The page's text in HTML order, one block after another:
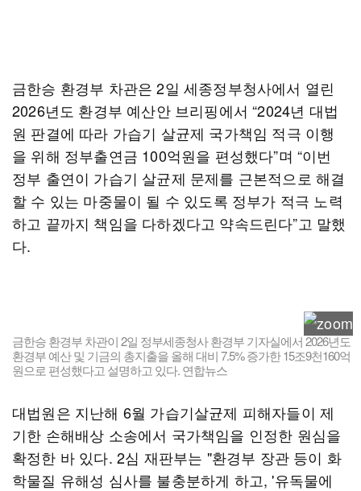
금한승 환경부 차관은 2일 세종정부청사에서 열린
2026년도 환경부 예산안 브리핑에서 “2024년 대법
원 판결에 따라 가습기 살균제 국가책임 적극 이행
을 위해 정부출연금 100억원을 편성했다”며 “이번
정부 출연이 가습기 살균제 문제를 근본적으로 해결
할 수 있는 마중물이 될 수 있도록 정부가 적극 노력
하고 끝까지 책임을 다하겠다고 약속드린다”고 말했
다.
금한승 환경부 차관이 2일 정부세종청사 환경부 기자실에서 2026년도
환경부 예산 및 기금의 총지출을 올해 대비 7.5% 증가한 15조9천160억
원으로 편성했다고 설명하고 있다. 연합뉴스
대법원은 지난해 6월 가습기살균제 피해자들이 제
기한 손해배상 소송에서 국가책임을 인정한 원심을
확정한 바 있다. 2심 재판부는 "환경부 장관 등이 화
학물질 유해성 심사를 불충분하게 하고, '유독물에